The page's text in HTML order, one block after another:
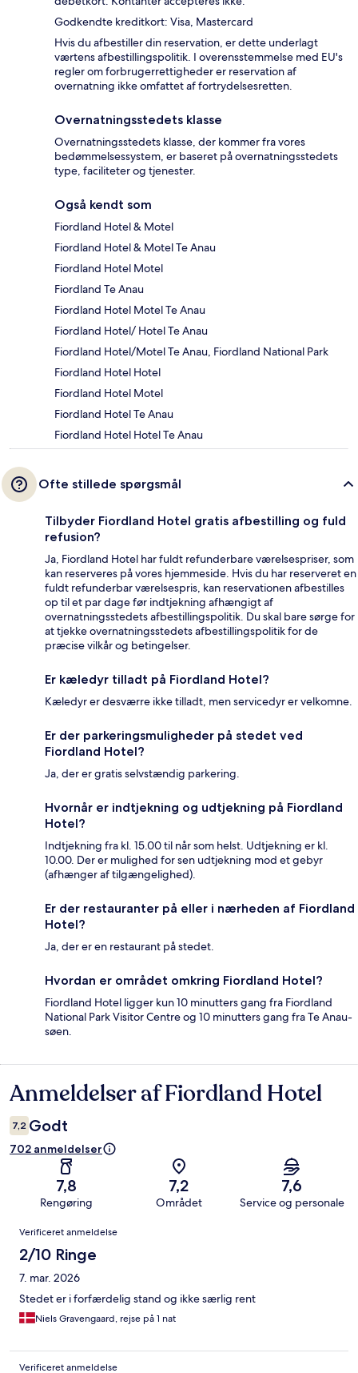
Godkendte kreditkort: Visa, Mastercard
Hvis du afbestiller din reservation, er dette underlagt
værtens afbestillingspolitik. I overensstemmelse med EU's
regler om forbrugerrettigheder er reservation af
overnatning ikke omfattet af fortrydelsesretten.
Overnatningsstedets klasse
Overnatningsstedets klasse, der kommer fra vores
bedømmelsessystem, er baseret på overnatningsstedets
type, faciliteter og tjenester.
Også kendt som
Fiordland Hotel & Motel
Fiordland Hotel & Motel Te Anau
Fiordland Hotel Motel
Fiordland Te Anau
Fiordland Hotel Motel Te Anau
Fiordland Hotel/ Hotel Te Anau
Fiordland Hotel/Motel Te Anau, Fiordland National Park
Fiordland Hotel Hotel
Fiordland Hotel Motel
Fiordland Hotel Te Anau
Fiordland Hotel Hotel Te Anau
Ofte stillede spørgsmål
Tilbyder Fiordland Hotel gratis afbestilling og fuld
refusion?
Ja, Fiordland Hotel har fuldt refunderbare værelsespriser, som
kan reserveres på vores hjemmeside. Hvis du har reserveret en
fuldt refunderbar værelsespris, kan reservationen afbestilles
op til et par dage før indtjekning afhængigt af
overnatningsstedets afbestillingspolitik. Du skal bare sørge for
at tjekke overnatningsstedets afbestillingspolitik for de
præcise vilkår og betingelser.
Er kæledyr tilladt på Fiordland Hotel?
Kæledyr er desværre ikke tilladt, men servicedyr er velkomne.
Er der parkeringsmuligheder på stedet ved
Fiordland Hotel?
Ja, der er gratis selvstændig parkering.
Hvornår er indtjekning og udtjekning på Fiordland
Hotel?
Indtjekning fra kl. 15.00 til når som helst. Udtjekning er kl.
10.00. Der er mulighed for sen udtjekning mod et gebyr
(afhænger af tilgængelighed).
Er der restauranter på eller i nærheden af Fiordland
Hotel?
Ja, der er en restaurant på stedet.
Hvordan er området omkring Fiordland Hotel?
Fiordland Hotel ligger kun 10 minutters gang fra Fiordland
National Park Visitor Centre og 10 minutters gang fra Te Anau-
søen.
Anmeldelser
Anmeldelser af Fiordland Hotel
7,2 Godt
702 anmeldelser
7,8
Rengøring
7,2
Området
7,6
Service og personale
Anmeldelser
Verificeret anmeldelse
2/10 Ringe
7. mar. 2026
Stedet er i forfærdelig stand og ikke særlig rent
Niels Gravengaard, rejse på 1 nat
Verificeret anmeldelse